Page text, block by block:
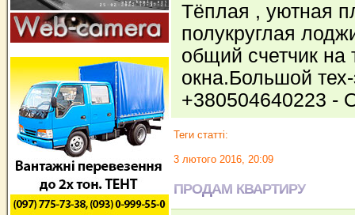
Тёплая , уютная
полукруглая
общий счетчик на
окна.Большой
+380504640223 -
Теги статті:
3 лютого 2016, 20:09
ПРОДАМ КВАРТИРУ